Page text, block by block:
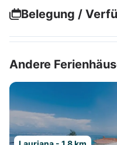
Belegung /
Andere